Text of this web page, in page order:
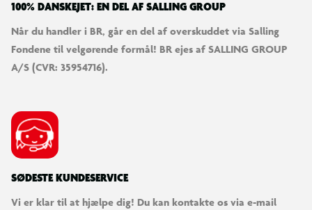
100% DANSKEJET: EN DEL AF SALLING GROUP
Når du handler i BR, går en del af overskuddet via Salling
Fondene til velgørende formål! BR ejes af SALLING GROUP
A/S (CVR: 35954716).
SØDESTE KUNDESERVICE
Vi er klar til at hjælpe dig! Du kan kontakte os via e-mail